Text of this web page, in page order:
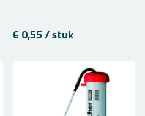
€ 0,55 / stuk